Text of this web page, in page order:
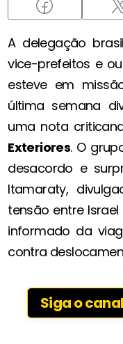
A delegação
vice-prefeitos e
esteve em
última semana
uma nota
Exteriores. O
desacordo e
Itamaraty,
tensão entre
informado da
contra
Siga o